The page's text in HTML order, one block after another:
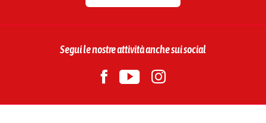
Segui le nostre attività anche sui social